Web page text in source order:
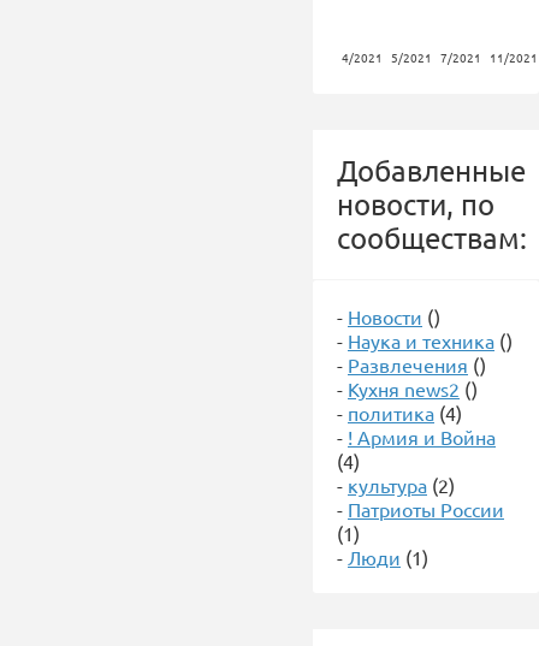
4/2021 5/2021 7/2021 11/2021
Добавленные
новости, по
сообществам:
- Новости ()
- Наука и техника ()
- Развлечения ()
- Кухня news2 ()
- политика (4)
- ! Армия и Война
(4)
- культура (2)
- Патриоты России
(1)
- Люди (1)